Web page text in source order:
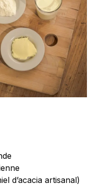
d’acacia artisanal)